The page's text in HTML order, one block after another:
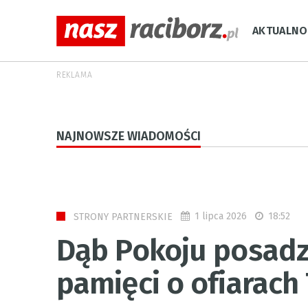
REKLAMA
NAJNOWSZE WIADOMOŚCI
STRONY PARTNERSKIE 1 lipca 2026 18:52
Dąb Pokoju
pamięci o